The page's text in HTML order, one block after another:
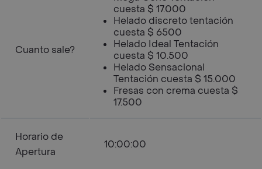
Cuanto sale?
cuesta $ 17.000
Helado discreto tentación
cuesta $ 6500
Helado Ideal Tentación
cuesta $ 10.500
Helado Sensacional
Tentación cuesta $ 15.000
Fresas con crema cuesta $
17.500
Horario de
Apertura
10:00:00